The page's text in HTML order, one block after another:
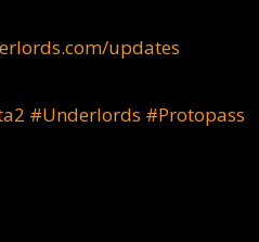
updates
#Underlords #Protopass